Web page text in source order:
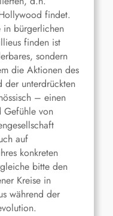
findet.
in bürgerlichen
finden ist
sondern
die Aktionen des
der unterdrückten
– einen
Gefühle von
auf
konkreten
bitte den
Kreise in
während der